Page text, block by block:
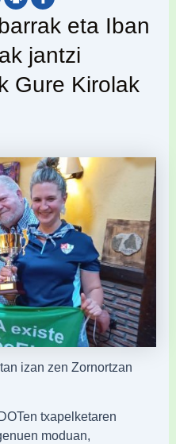
eta Iban
jantzi
Gure Kirolak
izan zen Zornortzan
txapelketaren
moduan,